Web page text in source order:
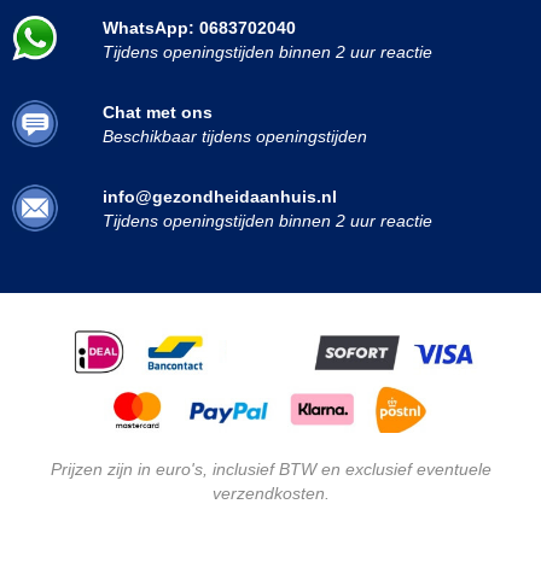
WhatsApp: 0683702040
Tijdens openingstijden binnen 2 uur reactie
Chat met ons
Beschikbaar tijdens openingstijden
info@gezondheidaanhuis.nl
Tijdens openingstijden binnen 2 uur reactie
Prijzen zijn in euro's, inclusief BTW en exclusief eventuele
verzendkosten.